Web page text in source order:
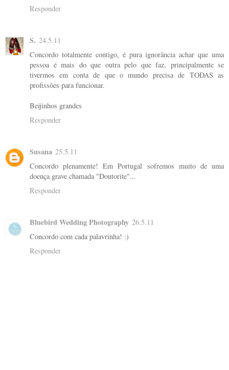
Responder
S. 24.5.11
Concordo totalmente contigo, é pura ignorância achar que uma
pessoa é mais do que outra pelo que faz, principalmente se
tivermos em conta de que o mundo precisa de TODAS as
profissões para funcionar.
Beijinhos grandes
Responder
Susana 25.5.11
Concordo plenamente! Em Portugal sofremos muito de uma
doença grave chamada "Doutorite"...
Responder
Bluebird Wedding Photography 26.5.11
Concordo com cada palavrinha! :)
Responder